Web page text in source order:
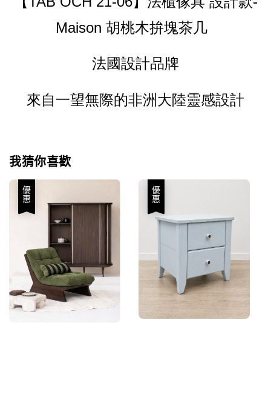
Maison 胡桃木拚塊茶几
法國設計品牌
來自一望無際的非洲大陸靈感設計
我猜你喜歡
優惠 優惠